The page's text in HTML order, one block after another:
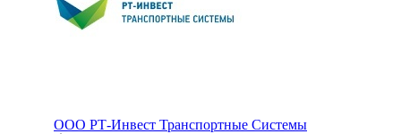
ООО РТ-Инвест Транспортные Системы